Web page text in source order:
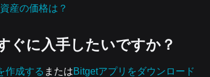
産の価格は？
ぐに入手したいですか？
作成する またはBitgetアプリをダウンロード